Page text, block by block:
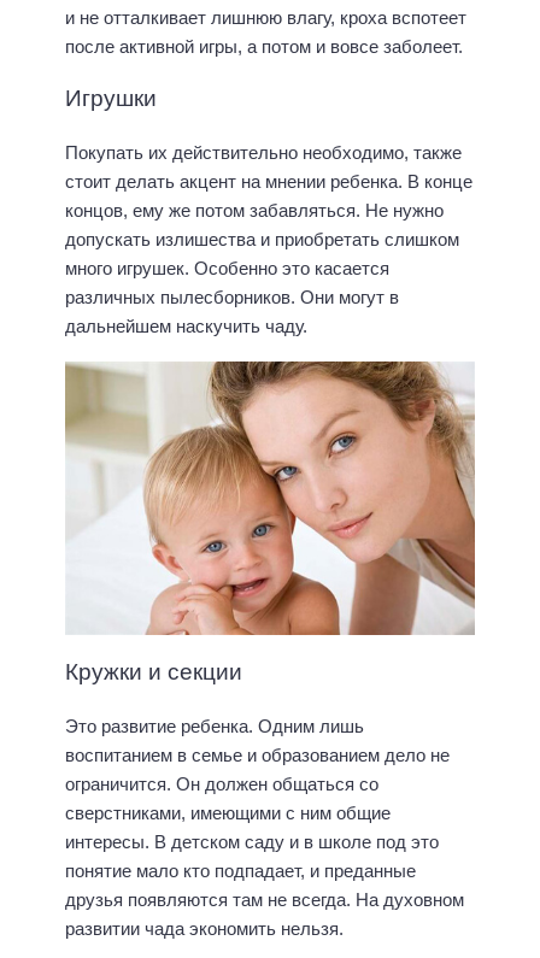
и не отталкивает лишнюю влагу, кроха вспотеет
после активной игры, а потом и вовсе заболеет.
Игрушки
Покупать их действительно необходимо, также
стоит делать акцент на мнении ребенка. В конце
концов, ему же потом забавляться. Не нужно
допускать излишества и приобретать слишком
много игрушек. Особенно это касается
различных пылесборников. Они могут в
дальнейшем наскучить чаду.
Кружки и секции
Это развитие ребенка. Одним лишь
воспитанием в семье и образованием дело не
ограничится. Он должен общаться со
сверстниками, имеющими с ним общие
интересы. В детском саду и в школе под это
понятие мало кто подпадает, и преданные
друзья появляются там не всегда. На духовном
развитии чада экономить нельзя.